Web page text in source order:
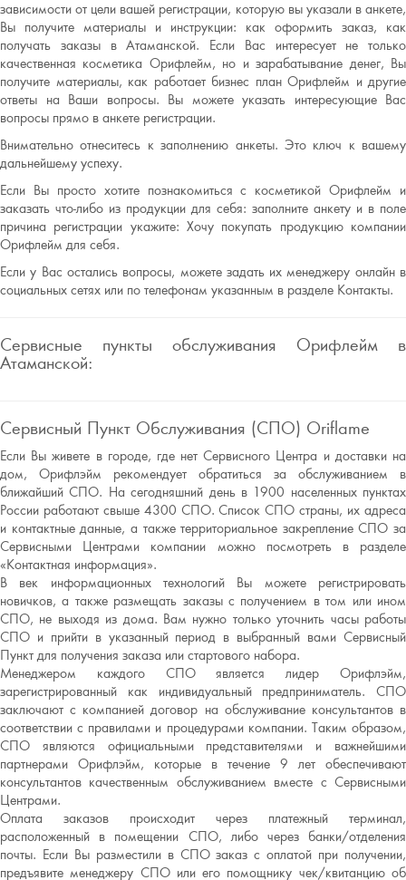
зависимости от цели вашей регистрации, которую вы указали в анкете,
Вы получите материалы и инструкции: как оформить заказ, как
получать заказы в Атаманской. Если Вас интересует не только
качественная косметика Орифлейм, но и зарабатывание денег, Вы
получите материалы, как работает бизнес план Орифлейм и другие
ответы на Ваши вопросы. Вы можете указать интересующие Вас
вопросы прямо в анкете регистрации.
Внимательно отнеситесь к заполнению анкеты. Это ключ к вашему
дальнейшему успеху.
Если Вы просто хотите познакомиться с косметикой Орифлейм и
заказать что-либо из продукции для себя: заполните анкету и в поле
причина регистрации укажите: Хочу покупать продукцию компании
Орифлейм для себя.
Если у Вас остались вопросы, можете задать их менеджеру онлайн в
социальных сетях или по телефонам указанным в разделе Контакты.
Сервисные пункты обслуживания Орифлейм в
Атаманской:
Сервисный Пункт Обслуживания (СПО) Oriflame
Если Вы живете в городе, где нет Сервисного Центра и доставки на
дом, Орифлэйм рекомендует обратиться за обслуживанием в
ближайший СПО. На сегодняшний день в 1900 населенных пунктах
России работают свыше 4300 СПО. Список СПО страны, их адреса
и контактные данные, а также территориальное закрепление СПО за
Сервисными Центрами компании можно посмотреть в разделе
«Контактная информация».
В век информационных технологий Вы можете регистрировать
новичков, а также размещать заказы с получением в том или ином
СПО, не выходя из дома. Вам нужно только уточнить часы работы
СПО и прийти в указанный период в выбранный вами Сервисный
Пункт для получения заказа или стартового набора.
Менеджером каждого СПО является лидер Орифлэйм,
зарегистрированный как индивидуальный предприниматель. СПО
заключают с компанией договор на обслуживание консультантов в
соответствии с правилами и процедурами компании. Таким образом,
СПО являются официальными представителями и важнейшими
партнерами Орифлэйм, которые в течение 9 лет обеспечивают
консультантов качественным обслуживанием вместе с Сервисными
Центрами.
Оплата заказов происходит через платежный терминал,
расположенный в помещении СПО, либо через банки/отделения
почты. Если Вы разместили в СПО заказ с оплатой при получении,
предъявите менеджеру СПО или его помощнику чек/квитанцию об